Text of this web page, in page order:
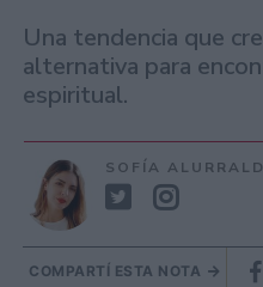
Una tendencia que
alternativa para
espiritual.
SOFÍA
COMPARTÍ ESTA NOTA